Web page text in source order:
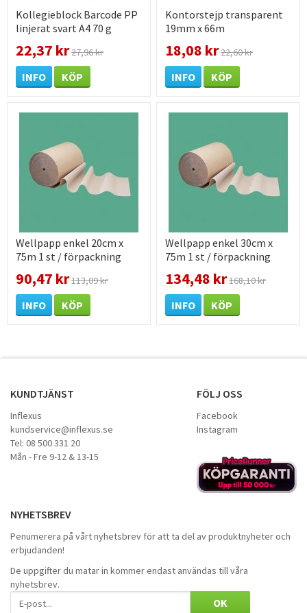
Kollegieblock Barcode PP
linjerat svart A4 70 g
22,37 kr27,96 kr
INFO KÖP
Kontorstejp transparent
19mm x 66m
18,08 kr22,60 kr
INFO KÖP
Wellpapp enkel 20cm x
75m 1 st / förpackning
90,47 kr113,09 kr
INFO KÖP
Wellpapp enkel 30cm x
75m 1 st / förpackning
134,48 kr168,10 kr
INFO KÖP
KUNDTJÄNST
Inflexus
kundservice@inflexus.se
Tel: 08 500 331 20
Mån - Fre 9-12 & 13-15
FÖLJ OSS
Facebook
Instagram
NYHETSBREV
Penumerera på vårt nyhetsbrev för att ta del av produktnyheter och
erbjudanden!
De uppgifter du matar in kommer endast användas till våra
nyhetsbrev.
OK